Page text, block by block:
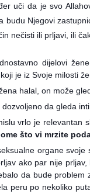
uči da je svo
budu Njegovi
nečisti ili prljavi, ili
dijelovi
je iz Svoje milosti
halal, on može
da gleda
vrlo je relevantan
što vi mrzite
organe
ako par nije prljav,
da bude problem
peru po nekoliko